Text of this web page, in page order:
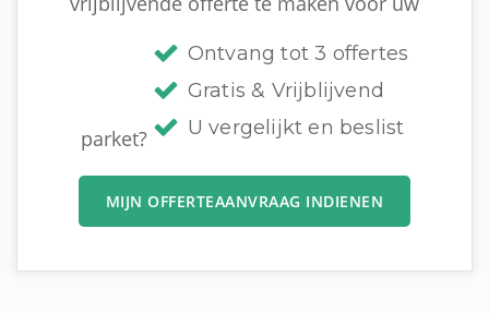
parket?
Ontvang tot 3 offertes
Gratis & Vrijblijvend
U vergelijkt en beslist
MIJN OFFERTEAANVRAAG INDIENEN